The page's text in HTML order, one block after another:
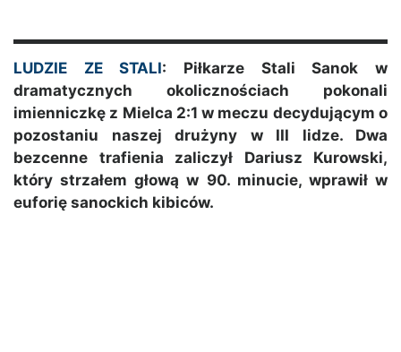
LUDZIE ZE STALI: Piłkarze Stali Sanok w
dramatycznych okolicznościach pokonali
imienniczkę z Mielca 2:1 w meczu decydującym o
pozostaniu naszej drużyny w III lidze. Dwa
bezcenne trafienia zaliczył Dariusz Kurowski,
który strzałem głową w 90. minucie, wprawił w
euforię sanockich kibiców.